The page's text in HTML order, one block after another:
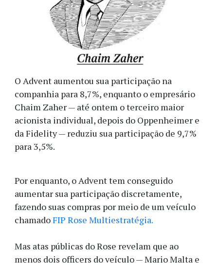
O Advent aumentou sua participação na
companhia para 8,7%, enquanto o empresário
Chaim Zaher — até ontem o terceiro maior
acionista individual, depois do Oppenheimer e
da Fidelity — reduziu sua participação de 9,7%
para 3,5%.
Por enquanto, o Advent tem conseguido
aumentar sua participação discretamente,
fazendo suas compras por meio de um veículo
chamadoFIP Rose Multiestratégia.
Mas atas públicas do Rose revelam que ao
menos dois officers do veículo — Mario Malta e